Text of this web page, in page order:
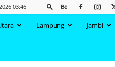
03:46
Lampung Jambi